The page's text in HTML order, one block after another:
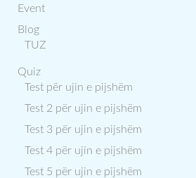
Event
Blog
TUZ
Quiz
Test për ujin e pijshëm
Test 2 për ujin e pijshëm
Test 3 për ujin e pijshëm
Test 4 për ujin e pijshëm
Test 5 për ujin e pijshëm